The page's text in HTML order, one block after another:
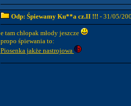
Odp: Śpiewamy Ku**a cz.II !!! - 31/05/
e tam chłopak młody jeszcze
propo śpiewania to:
Piosenka jakże nastrojowa